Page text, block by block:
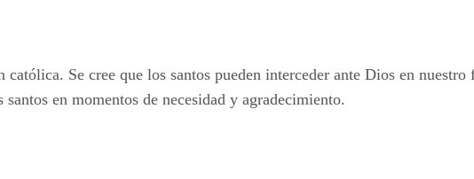
Se cree que los santos pueden interceder ante Dios en
en momentos de necesidad y agradecimiento.